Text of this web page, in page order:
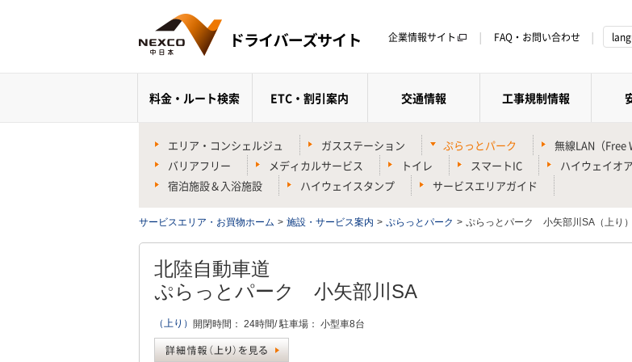
企業情報サイト FAQ・お問い合わせ
料金・ルート検索 ETC・割引案内 交通情報 工事規制情報
エリア・コンシェルジュ ガスステーション ぷらっとパーク 無線LAN（Free
バリアフリー
メディカルサービス トイレ スマートIC ハイウェイオ
宿泊施設＆入浴施設
ハイウェイスタンプ サービスエリアガイド
サービスエリア・お買物ホーム > 施設・サービス案内 > ぷらっとパーク > ぷらっとパーク 小矢部川SA（上り）
北陸自動車道
ぷらっとパーク
小矢部川SA
（上り） 開閉時間： 24時間/ 駐車場： 小型車8台